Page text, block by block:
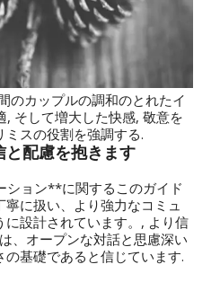
のカップルの調和のとれたイ
, そして増大した快感, 敬意を
スの役割を強調する.
と配慮を抱きます
ョン**に関するこのガイド
に扱い、より強力なコミュ
設計されています。, より信
、オープンな対話と思慮深い
基礎であると信じています.